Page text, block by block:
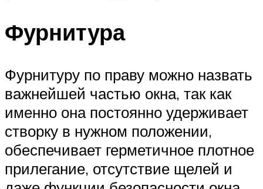
Фурнитура
Фурнитуру по праву можно назвать
важнейшей частью окна, так как
именно она постоянно удерживает
створку в нужном положении,
обеспечивает герметичное плотное
прилегание, отсутствие щелей и